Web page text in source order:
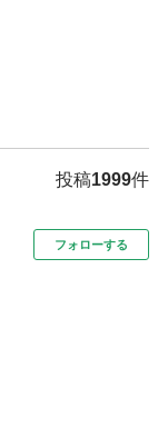
投稿1999件
フォローする